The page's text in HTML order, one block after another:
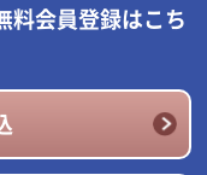
料会員登録はこち